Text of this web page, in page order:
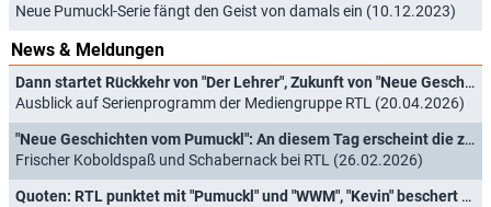
Neue Pumuckl-Serie fängt den Geist von damals ein (10.12.2023)
News & Meldungen
Dann startet Rückkehr von "Der Lehrer", Zukunft von "Neue Geschichten vom Pumuckl" entschieden
Ausblick auf Serienprogramm der Mediengruppe RTL (20.04.2026)
"Neue Geschichten vom Pumuckl": An diesem Tag erscheint die zweite Hälfte von Staffel 2
Frischer Koboldspaß und Schabernack bei RTL (26.02.2026)
Quoten: RTL punktet mit "Pumuckl" und "WWM", "Kevin" beschert Sat.1 neuen Rekord